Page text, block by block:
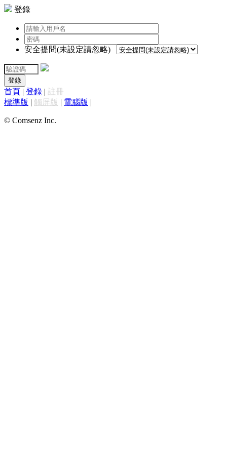
登錄
安全提問(未設定請忽略)
登錄
首頁 | 登錄 | 註冊
標準版 | 觸屏版 | 電腦版 |
© Comsenz Inc.